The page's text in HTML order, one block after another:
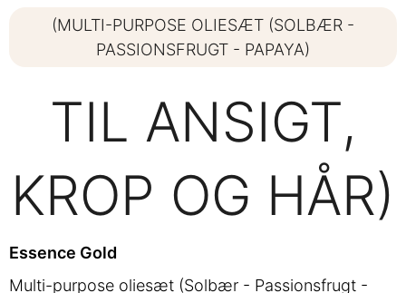
(MULTI-PURPOSE OLIESÆT (SOLBÆR -
PASSIONSFRUGT - PAPAYA)
TIL ANSIGT,
KROP OG HÅR)
Essence Gold
Multi-purpose oliesæt (Solbær - Passionsfrugt -